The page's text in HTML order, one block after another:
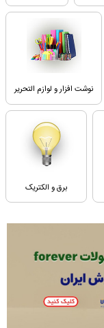
نوشت افزار و لوازم التحریر
برق و الکتریک